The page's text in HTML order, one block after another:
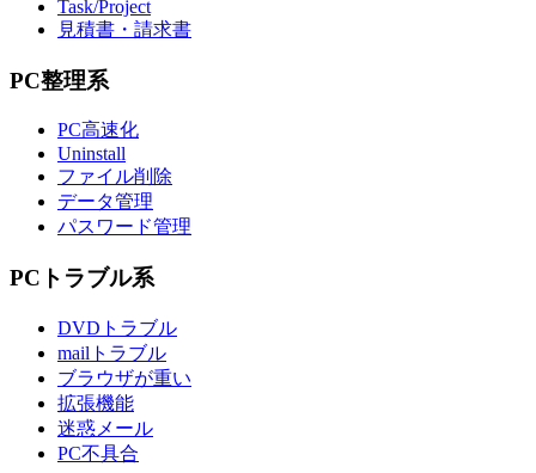
Task/Project
見積書・請求書
PC整理系
PC高速化
Uninstall
ファイル削除
データ管理
パスワード管理
PCトラブル系
DVDトラブル
mailトラブル
ブラウザが重い
拡張機能
迷惑メール
PC不具合